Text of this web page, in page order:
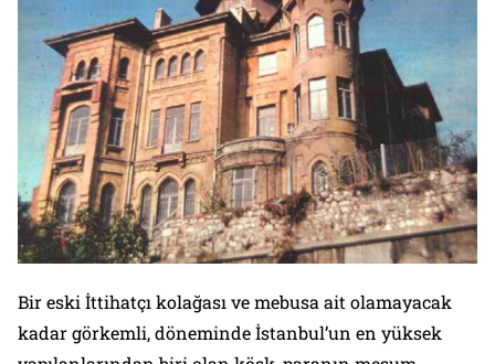
Bir eski İttihatçı kolağası ve mebusa ait olamayacak
kadar görkemli, döneminde İstanbul’un en yüksek